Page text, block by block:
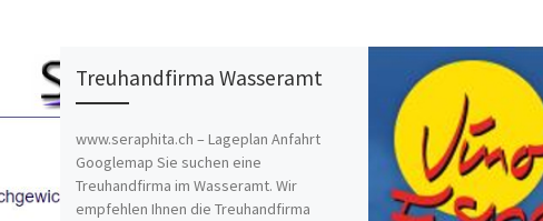
Treuhandfirma Wasseramt
www.seraphita.ch – Lageplan Anfahrt
Googlemap Sie suchen eine
Treuhandfirma im Wasseramt. Wir
empfehlen Ihnen die Treuhandfirma